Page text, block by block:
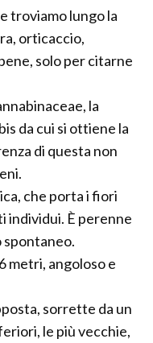
troviamo lungo la
orticaccio,
solo per citarne
la
da cui si ottiene la
di questa non
che porta i fiori
individui. È perenne
spontaneo.
metri, angoloso e
sorrette da un
le più vecchie,